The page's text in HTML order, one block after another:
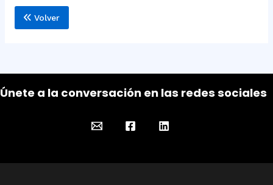
Volver
Únete a la conversación en las redes sociales